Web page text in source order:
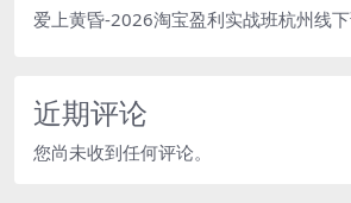
爱上黄昏-2026淘宝盈利实战班杭州线
近期评论
您尚未收到任何评论。